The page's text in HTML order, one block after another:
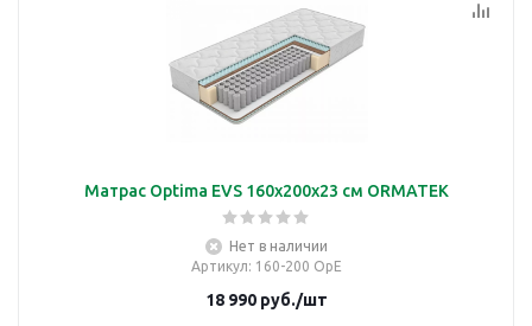
Матрас Optima EVS 160х200х23 см ORMATEK
Нет в наличии
Артикул: 160-200 OpE
18 990 руб./шт